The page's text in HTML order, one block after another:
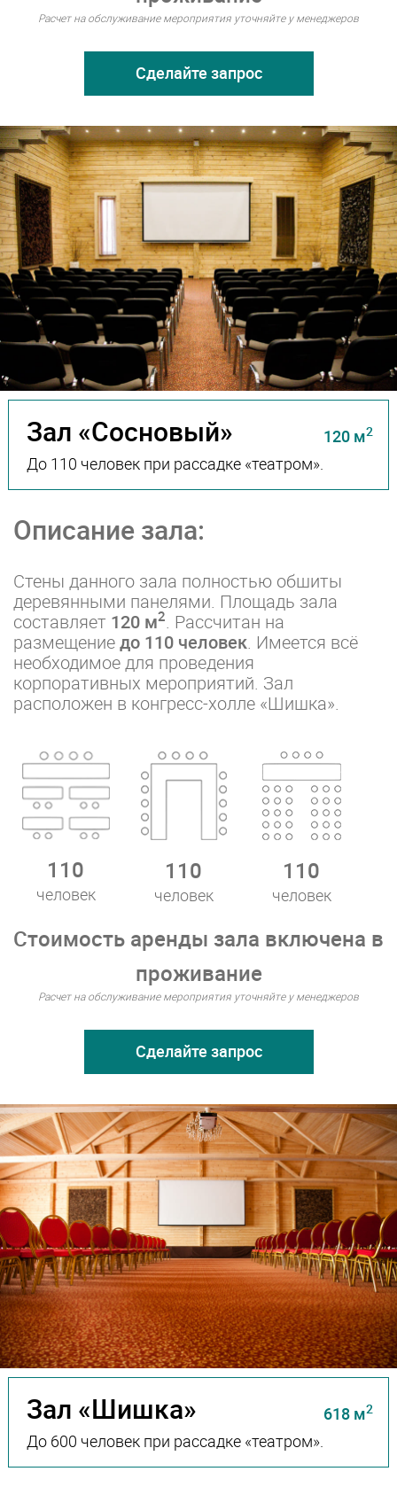
Расчет на обслуживание мероприятия уточняйте у менеджеров
Сделайте запрос
Зал «Сосновый» 120 м2
До 110 человек при рассадке «театром».
Описание зала:
Стены данного зала полностью обшиты
деревянными панелями. Площадь зала
составляет 120 м2. Рассчитан на
размещениедо 110 человек. Имеется всё
необходимое для проведения
корпоративных мероприятий. Зал
расположен в конгресс-холле «Шишка».
110
человек
110
человек
110
человек
Стоимость аренды зала включена в
проживание
Расчет на обслуживание мероприятия уточняйте у менеджеров
Сделайте запрос
Зал «Шишка» 618 м2
До 600 человек при рассадке «театром».